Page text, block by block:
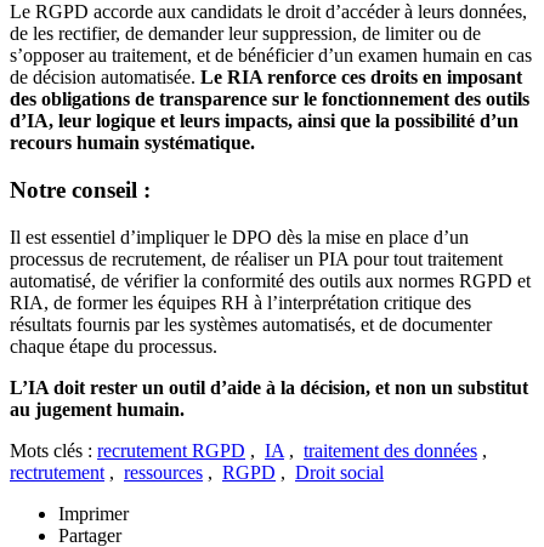
Le RGPD accorde aux candidats le droit d’accéder à leurs données,
de les rectifier, de demander leur suppression, de limiter ou de
s’opposer au traitement, et de bénéficier d’un examen humain en cas
de décision automatisée. Le RIA renforce ces droits en imposant
des obligations de transparence sur le fonctionnement des outils
d’IA, leur logique et leurs impacts, ainsi que la possibilité d’un
recours humain systématique.
Notre conseil :
Il est essentiel d’impliquer le DPO dès la mise en place d’un
processus de recrutement, de réaliser un PIA pour tout traitement
automatisé, de vérifier la conformité des outils aux normes RGPD et
RIA, de former les équipes RH à l’interprétation critique des
résultats fournis par les systèmes automatisés, et de documenter
chaque étape du processus.
L’IA doit rester un outil d’aide à la décision, et non un substitut
au jugement humain.
Mots clés : recrutement RGPD , IA , traitement des données ,
rectrutement , ressources , RGPD , Droit social
Imprimer
Partager